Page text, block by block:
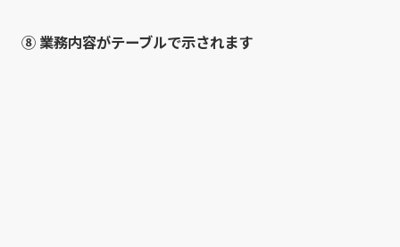
⑧ 業務内容がテーブルで示されます